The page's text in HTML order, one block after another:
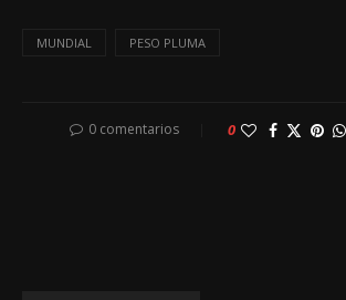
MUNDIAL PESO PLUMA
0 comentarios 0